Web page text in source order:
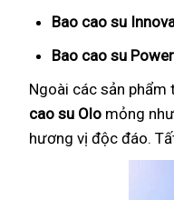
Bao cao su
Bao cao su
Ngoài các sản phẩm
cao su Olo mỏng
hương vị độc đáo.